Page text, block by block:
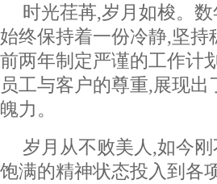
时光荏苒,岁月如梭。
始终保持着一份冷静,坚
前两年制定严谨的工作计
员工与客户的尊重,展现
魄力。
岁月从不败美人,如今
饱满的精神状态投入到各